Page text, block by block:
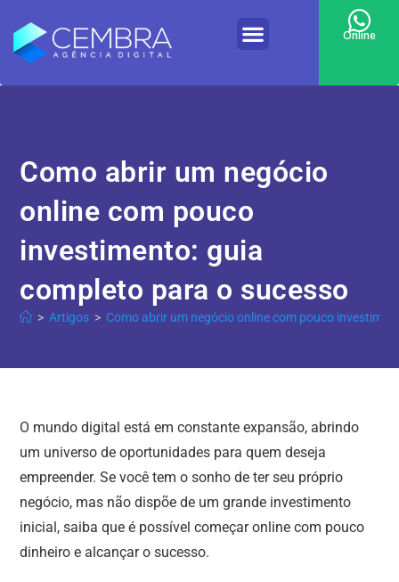
Online
Como abrir um negócio
online com pouco
investimento: guia
completo para o sucesso
> Artigos > Como abrir um negócio online com pouco
O mundo digital está em constante expansão, abrindo
um universo de oportunidades para quem deseja
empreender. Se você tem o sonho de ter seu próprio
negócio, mas não dispõe de um grande investimento
inicial, saiba que é possível começar online com pouco
dinheiro e alcançar o sucesso.